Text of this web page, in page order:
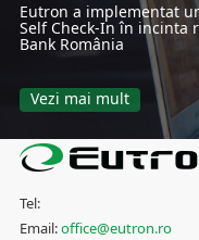
Eutron a implementat
Self Check-In în incinta
Bank România
Vezi mai mult
Tel:
Email:office@eutron.ro